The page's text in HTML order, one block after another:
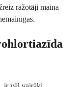
ražotāji maina